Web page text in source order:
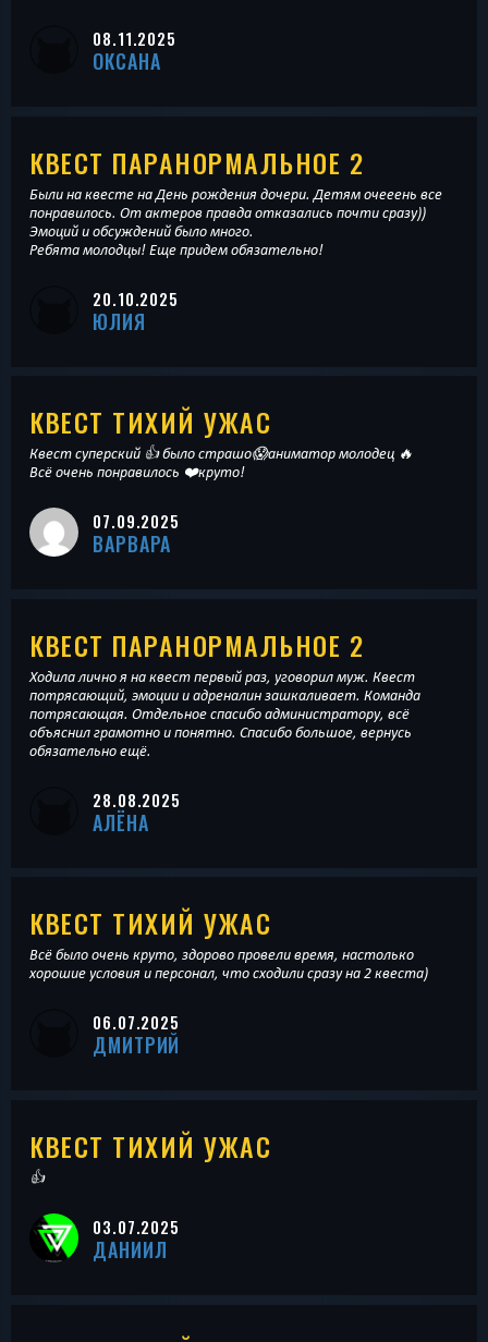
08.11.2025
ОКСАНА
КВЕСТ ПАРАНОРМАЛЬНОЕ 2
Были на квесте на День рождения дочери. Детям очееень все
понравилось. От актеров правда отказались почти сразу))
Эмоций и обсуждений было много.
Ребята молодцы! Еще придем обязательно!
20.10.2025
ЮЛИЯ
КВЕСТ ТИХИЙ УЖАС
Квест суперский 👍 было страшо😱аниматор молодец 🔥
Всё очень понравилось ❤️круто!
07.09.2025
ВАРВАРА
КВЕСТ ПАРАНОРМАЛЬНОЕ 2
Ходила лично я на квест первый раз, уговорил муж. Квест
потрясающий, эмоции и адреналин зашкаливает. Команда
потрясающая. Отдельное спасибо администратору, всё
объяснил грамотно и понятно. Спасибо большое, вернусь
обязательно ещё.
28.08.2025
АЛЁНА
КВЕСТ ТИХИЙ УЖАС
Всё было очень круто, здорово провели время, настолько
хорошие условия и персонал, что сходили сразу на 2 квеста)
06.07.2025
ДМИТРИЙ
КВЕСТ ТИХИЙ УЖАС
👍
03.07.2025
ДАНИИЛ